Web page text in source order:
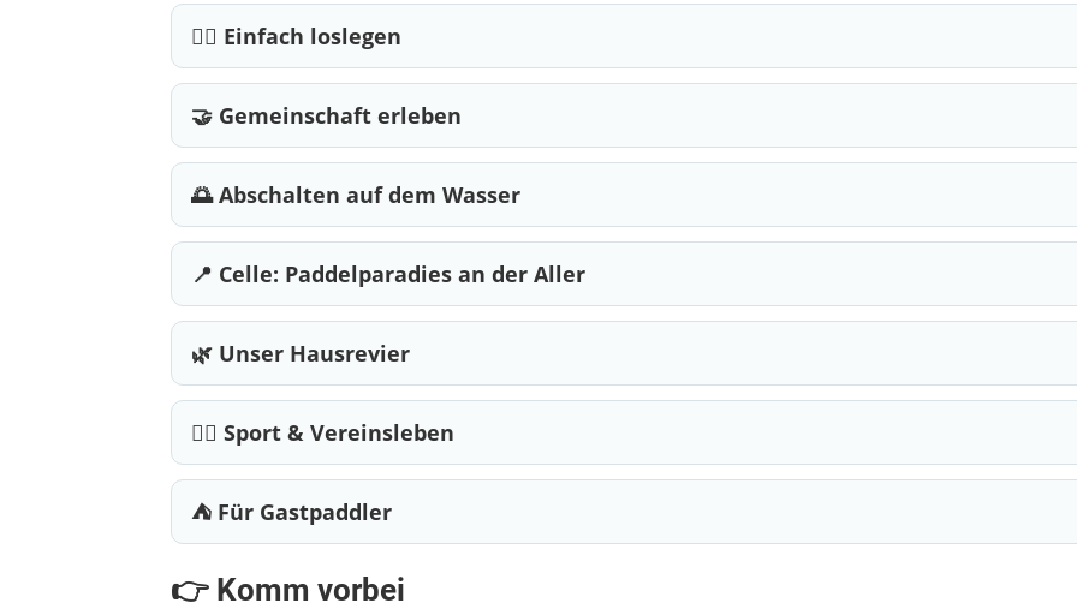
🚣‍♂️ Einfach loslegen
🤝 Gemeinschaft erleben
🌅 Abschalten auf dem Wasser
📍 Celle: Paddelparadies an der Aller
🌿 Unser Hausrevier
🚣‍♀️ Sport & Vereinsleben
⛺ Für Gastpaddler
👉 Komm vorbei